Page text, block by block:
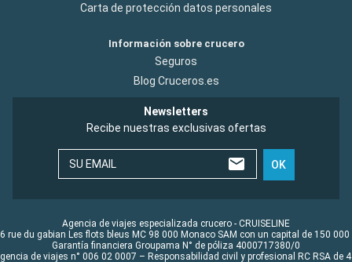
Carta de protección datos personales
Información sobre crucero
Seguros
Blog Cruceros.es
Newsletters
Recibe nuestras exclusivas ofertas
SU EMAIL OK
Agencia de viajes especializada crucero - CRUISELINE
rue du gabian Les flots bleus MC 98 000 Monaco SAM con un capital de 150 000
Garantía financiera Groupama N° de póliza 4000717380/0
de viajes n° 006 02 0007 – Responsabilidad civil y profesional RC RSA de